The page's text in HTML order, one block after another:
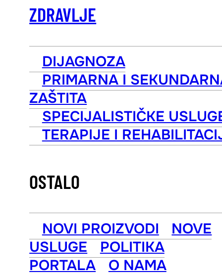
ZDRAVLJE
DIJAGNOZA
PRIMARNA I
ZAŠTITA
SPECIJALISTIČKE
TERAPIJE I
OSTALO
NOVI PROIZVODI
NOVE
USLUGE
POLITIKA
PORTALA
O NAMA